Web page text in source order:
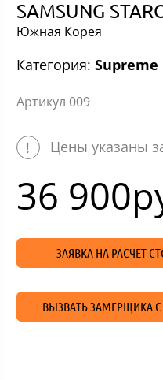
SAMSUNG
Южная Корея
Категория: Supreme
Артикул 009
! Цены указаны
36 900
ЗАЯВКА НА РАСЧЕТ
ВЫЗВАТЬ ЗАМЕРЩИКА